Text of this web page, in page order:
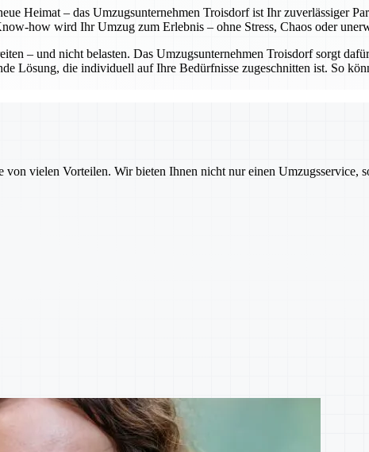
Heimat – das Umzugsunternehmen Troisdorf ist Ihr zuverlässiger
how wird Ihr Umzug zum Erlebnis – ohne Stress, Chaos oder
– und nicht belasten. Das Umzugsunternehmen Troisdorf sorgt
Lösung, die individuell auf Ihre Bedürfnisse zugeschnitten ist. So
vielen Vorteilen. Wir bieten Ihnen nicht nur einen